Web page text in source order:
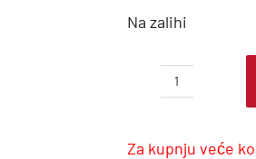
Na zalihi
ClipTech™
za
Za kupnju veće